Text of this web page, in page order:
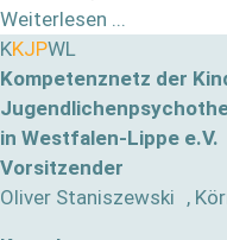
Weiterlesen ...
KKJPWL
Kompetenznetz der
in Westfalen-Lippe e.V.
Vorsitzender
Oliver Staniszewski ,